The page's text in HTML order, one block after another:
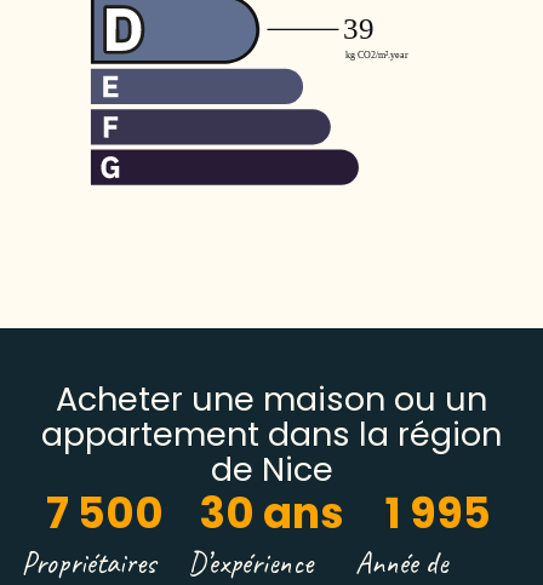
Acheter une maison ou un
appartement dans la région
de Nice
Propriétaires
7 500
D’expérience
30 ans
Année de
1 995